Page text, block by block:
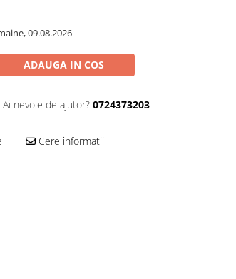
09.08.2026
ADAUGA IN COS
Ai nevoie de ajutor? 0724373203
Cere informatii